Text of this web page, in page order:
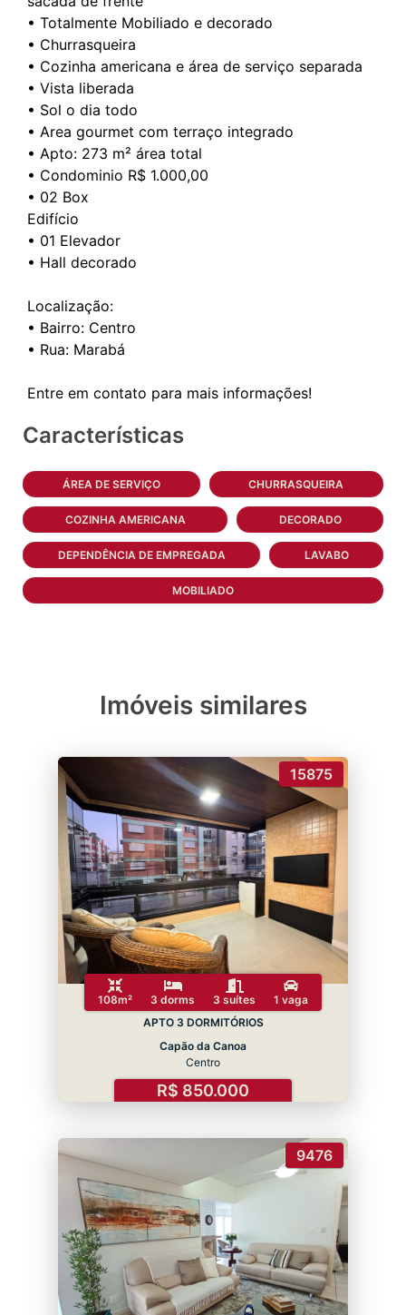
•⁠ ⁠⁠Totalmente Mobiliado e decorado
•⁠ ⁠⁠Churrasqueira
•⁠ ⁠⁠Cozinha americana e área de serviço separada
•⁠ ⁠⁠Vista liberada
•⁠ ⁠⁠Sol o dia todo
•⁠ ⁠⁠Area gourmet com terraço integrado
•⁠ ⁠⁠Apto: 273 m² área total
•⁠ ⁠Condominio R$ 1.000,00
•⁠ ⁠⁠02 Box
Edifício
•⁠ ⁠01 Elevador
•⁠ ⁠⁠Hall decorado
Localização:
•⁠ ⁠Bairro: Centro
•⁠ ⁠⁠Rua: Marabá
Características
ÁREA DE SERVIÇO CHURRASQUEIRA
COZINHA AMERICANA DECORADO
DEPENDÊNCIA DE EMPREGADA LAVABO
MOBILIADO
Imóveis similares
15875
108m² 3 dorms 3 suítes
1 vaga
APTO 3 DORMITÓRIOS
Capão da Canoa
Centro
R$ 850.000
9476